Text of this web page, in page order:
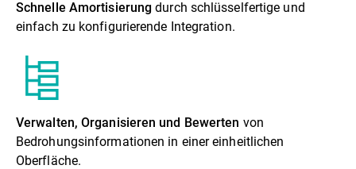
Schnelle Amortisierungdurch schlüsselfertige und
einfach zu konfigurierende Integration.
Verwalten, Organisieren und Bewerten von
Bedrohungsinformationen in einer einheitlichen
Oberfläche.